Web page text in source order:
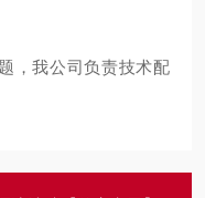
，我公司负责技术配